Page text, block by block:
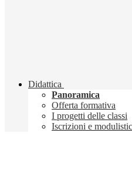
Didattica
Panoramica
Offerta formativa
I progetti delle classi
Iscrizioni e